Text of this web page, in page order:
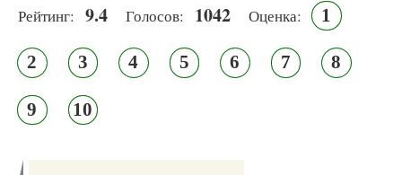
Рейтинг: 9.4 Голосов: 1042 Оценка: 1
2 3 4 5 6 7 8
9 10